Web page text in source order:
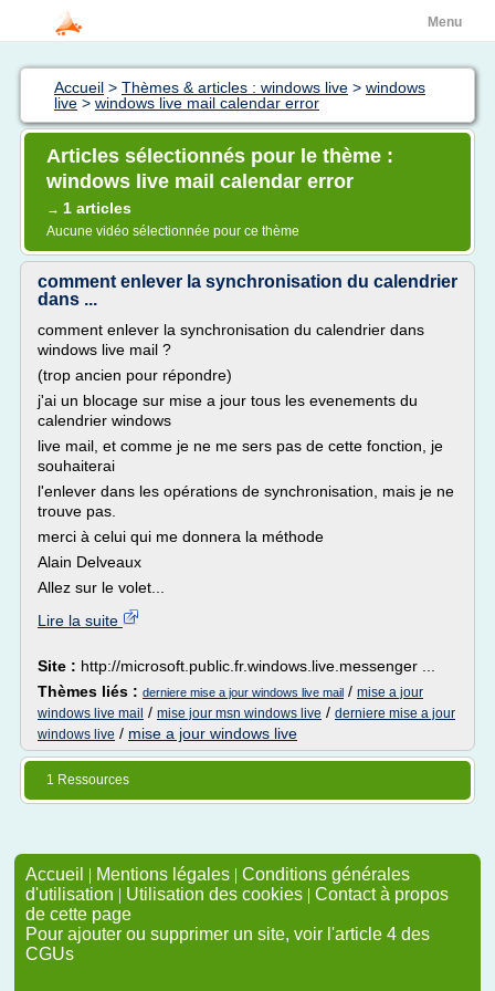
Menu
Accueil > Thèmes & articles : windows live > windows
live > windows live mail calendar error
Articles sélectionnés pour le thème :
windows live mail calendar error
→ 1 articles
Aucune vidéo sélectionnée pour ce thème
comment enlever la synchronisation du calendrier
dans ...
comment enlever la synchronisation du calendrier dans
windows live mail ?
(trop ancien pour répondre)
j'ai un blocage sur mise a jour tous les evenements du
calendrier windows
live mail, et comme je ne me sers pas de cette fonction, je
souhaiterai
l'enlever dans les opérations de synchronisation, mais je ne
trouve pas.
merci à celui qui me donnera la méthode
Alain Delveaux
Allez sur le volet...
Lire la suite
Site : http://microsoft.public.fr.windows.live.messenger ...
Thèmes liés : derniere mise a jour windows live mail / mise a jour
windows live mail / mise jour msn windows live / derniere mise a jour
windows live / mise a jour windows live
1 Ressources
Accueil | Mentions légales | Conditions générales
d'utilisation | Utilisation des cookies | Contact à propos
de cette page
Pour ajouter ou supprimer un site, voir l'article 4 des
CGUs